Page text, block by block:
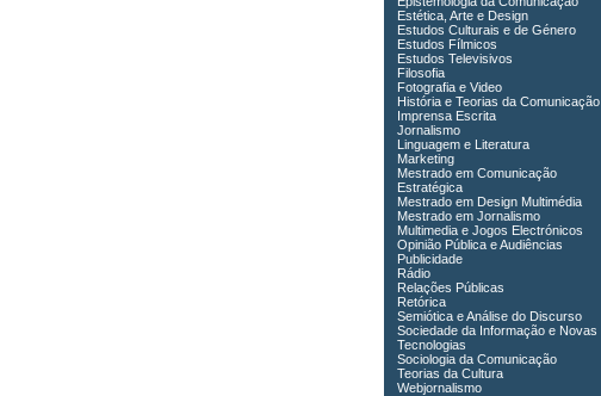
Estética, Arte e Design
Estudos Culturais e de Género
Estudos Fílmicos
Estudos Televisivos
Filosofia
Fotografia e Video
História e Teorias da Comunicação
Imprensa Escrita
Jornalismo
Linguagem e Literatura
Marketing
Mestrado em Comunicação
Estratégica
Mestrado em Design Multimédia
Mestrado em Jornalismo
Multimedia e Jogos Electrónicos
Opinião Pública e Audiências
Publicidade
Rádio
Relações Públicas
Retórica
Semiótica e Análise do Discurso
Sociedade da Informação e Novas
Tecnologias
Sociologia da Comunicação
Teorias da Cultura
Webjornalismo